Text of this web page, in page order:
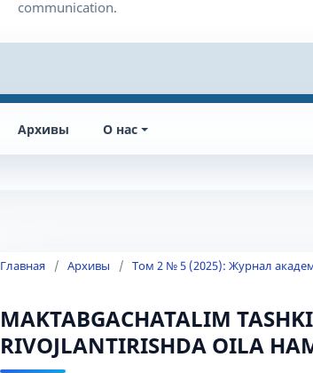
Архивы О нас
Главная / Архивы / Том 2 № 5 (2025): Журнал
MAKTABGACHATALIM
RIVOJLANTIRISHDA OILA